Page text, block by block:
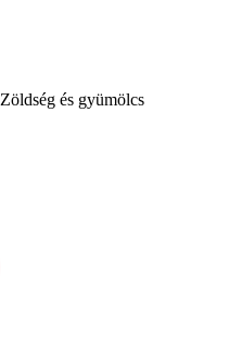
Zöldség és gyümölcs